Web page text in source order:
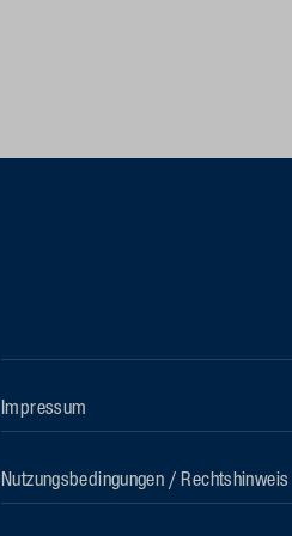
Impressum
Nutzungsbedingungen / Rechtshinweis